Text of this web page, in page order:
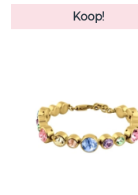
Koop!